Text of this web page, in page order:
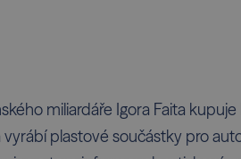
miliardáře Igora Faita kupuje
plastové součástky pro